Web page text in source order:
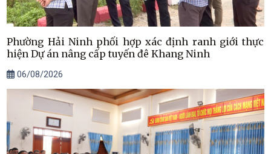
Phường Hải Ninh phối hợp xác định ranh giới thực
hiện Dự án nâng cấp tuyến đê Khang Ninh
06/08/2026